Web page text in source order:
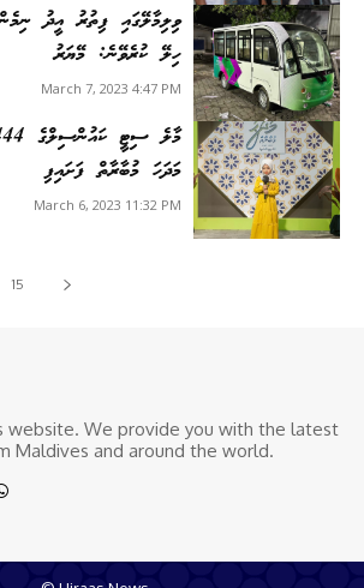
ވިލިމާލޭގައި ފިތުރު އީދު
ހިލޭ ކުރެވޭނެ: މޭޔަރު
March 7, 2023 4:47 PM
މަދަހަ މުބާރާތް ފަށައިފި
March 6, 2023 11:32 PM
15
website. We provide you with the latest
Maldives and around the world.